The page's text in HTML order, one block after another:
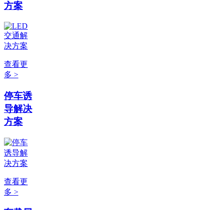
方案
查看更
多 >
停车诱
导解决
方案
查看更
多 >